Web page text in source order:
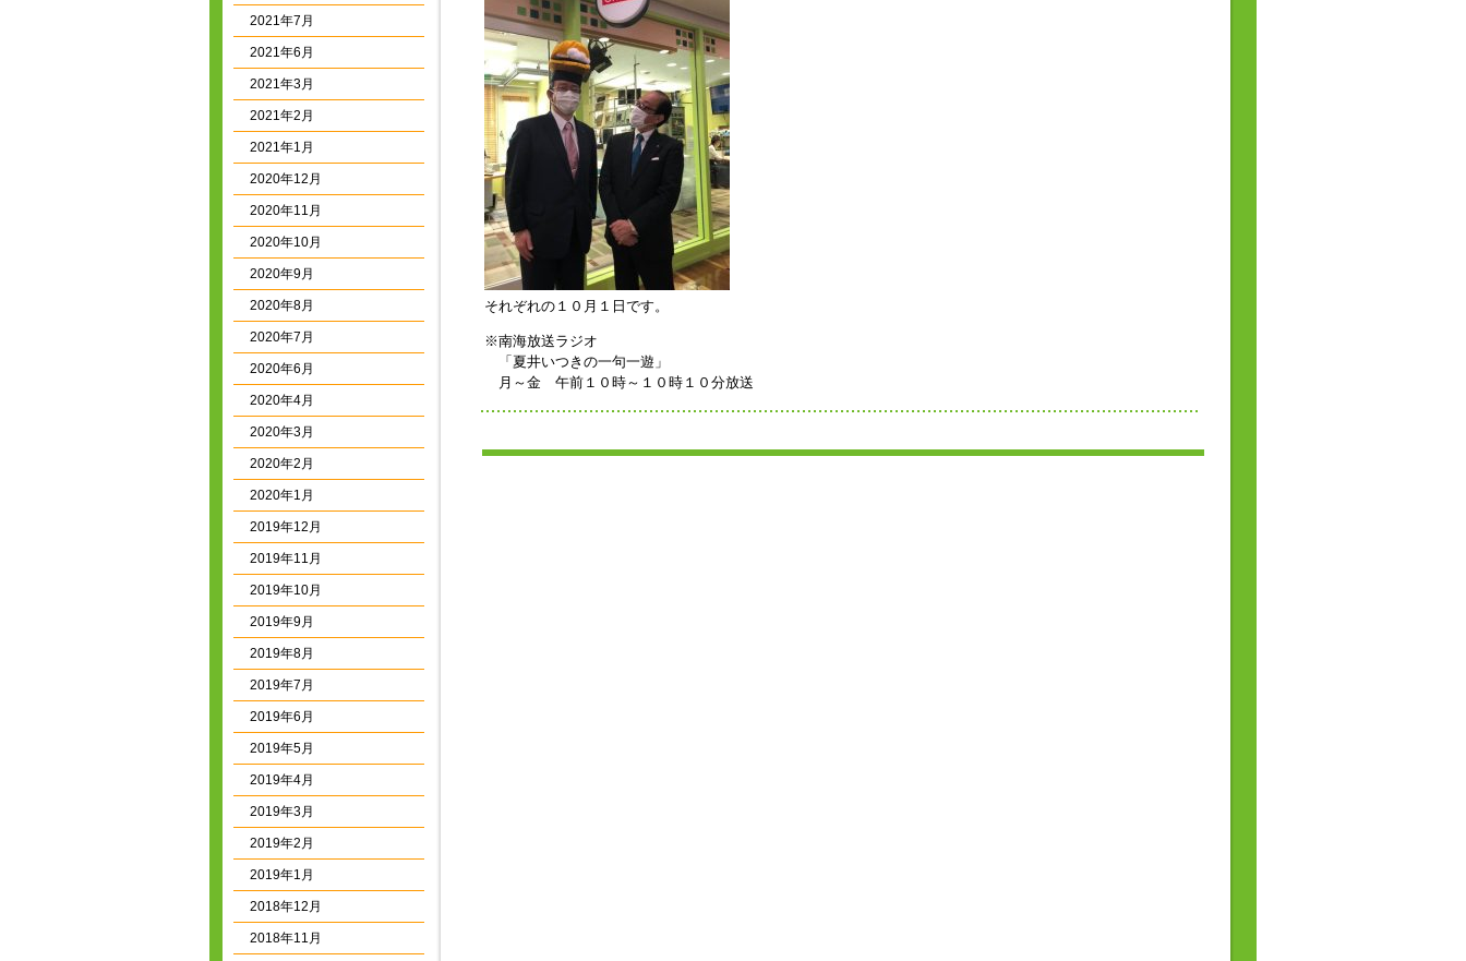
2021年7月
2021年6月
2021年3月
2021年2月
2021年1月
2020年12月
2020年11月
2020年10月
2020年9月
2020年8月
2020年7月
2020年6月
2020年4月
2020年3月
2020年2月
2020年1月
2019年12月
2019年11月
2019年10月
2019年9月
2019年8月
2019年7月
2019年6月
2019年5月
2019年4月
2019年3月
2019年2月
2019年1月
2018年12月
2018年11月
それぞれの１０月１日です。
※南海放送ラジオ
「夏井いつきの一句一遊」
月～金 午前１０時～１０時１０分放送